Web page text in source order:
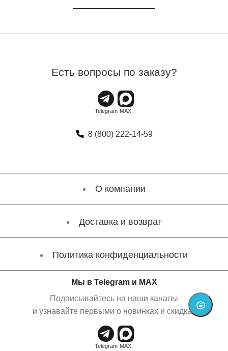
Есть вопросы по заказу?
8 (800) 222-14-59
О компании
Доставка и возврат
Политика конфиденциальности
Мы в Telegram и MAX
Подписывайтесь на наши каналы
и узнавайте первыми о новинках и скидках